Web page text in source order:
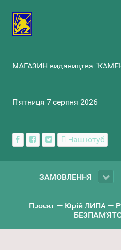
МАГАЗИН видаництва
П'ятниця 7 серпня 2026
Наш ютуб
ЗАМОВЛЕННЯ
Проєкт — Юрій ЛИПА —